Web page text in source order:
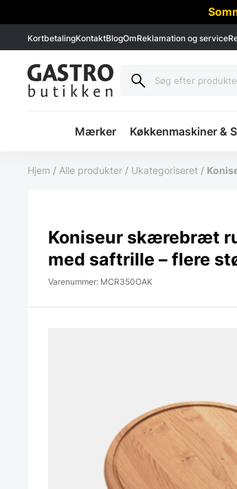
KortbetalingKontaktBlogOmReklamation og service
Mærker Køkkenmaskiner &
Hjem / Alle produkter / Ukategoriseret /
Koniseur skærebræt
med saftrille – flere
Varenummer: MCR350OAK